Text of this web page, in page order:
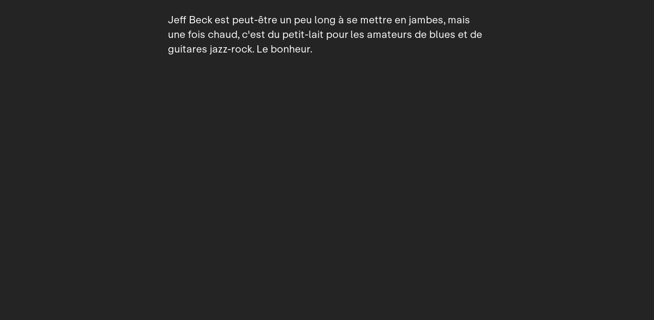
Jeff Beck est peut-être un peu long à se mettre en jambes, mais
une fois chaud, c'est du petit-lait pour les amateurs de blues et de
guitares jazz-rock. Le bonheur.